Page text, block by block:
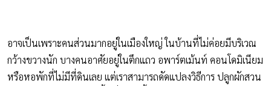
อาจเป็นเพราะคนส่วนมากอยู่ในเมืองใหญ่ ในบ้านที่ไม่ค่อยมีบริเวณ
กว้างขวางนัก บางคนอาศัยอยู่ในตึกแถว อพาร์ตเม้นท์ คอนโดมิเนียม
หรือหอพักที่ไม่มีที่ดินเลย แต่เราสามารถดัดแปลงวิธีการ ปลูกผักสวน